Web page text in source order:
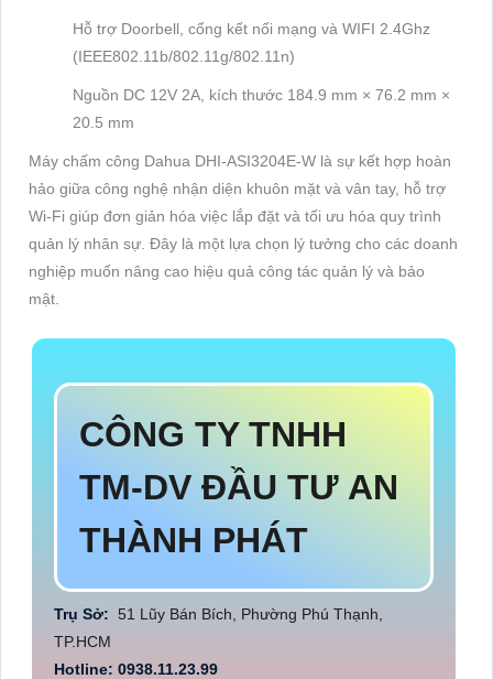
Hỗ trợ Doorbell, cổng kết nối mạng và WIFI 2.4Ghz
(IEEE802.11b/802.11g/802.11n)
Nguồn DC 12V 2A, kích thước 184.9 mm × 76.2 mm ×
20.5 mm
Máy chấm công Dahua DHI-ASI3204E-W là sự kết hợp hoàn
hảo giữa công nghệ nhận diện khuôn mặt và vân tay, hỗ trợ
Wi-Fi giúp đơn giản hóa việc lắp đặt và tối ưu hóa quy trình
quản lý nhân sự. Đây là một lựa chọn lý tưởng cho các doanh
nghiệp muốn nâng cao hiệu quả công tác quản lý và bảo
mật.
CÔNG TY TNHH
TM-DV ĐẦU TƯ AN
THÀNH PHÁT
Trụ Sở: 51 Lũy Bán Bích, Phường Phú Thạnh,
TP.HCM
Hotline: 0938.11.23.99